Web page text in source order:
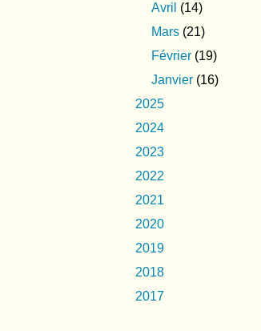
Avril (14)
Mars (21)
Février (19)
Janvier (16)
2025
2024
2023
2022
2021
2020
2019
2018
2017